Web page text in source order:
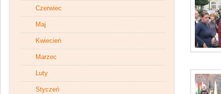
Czerwiec
Maj
Kwiecień
Marzec
Luty
Styczeń